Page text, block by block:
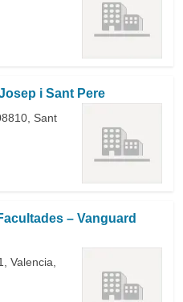
i Sant Pere
Sant
– Vanguard
Valencia,